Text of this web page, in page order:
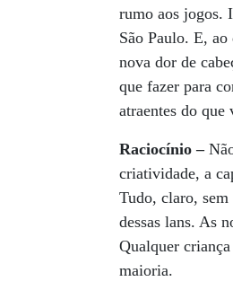
rumo aos jogos.
São Paulo. E,
nova dor de
que fazer para
atraentes do
Raciocínio –
criatividade, a
Tudo, claro,
dessas lans. As
Qualquer
maioria.